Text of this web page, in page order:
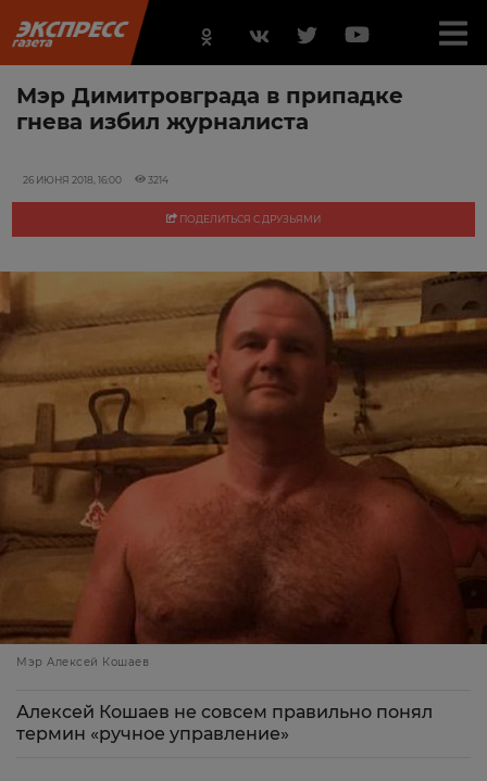
Мэр Димитровграда в припадке
гнева избил журналиста
26 ИЮНЯ 2018, 16:00 3214
ПОДЕЛИТЬСЯ С ДРУЗЬЯМИ
Мэр Алексей Кошаев
Алексей Кошаев не совсем правильно понял
термин «ручное управление»